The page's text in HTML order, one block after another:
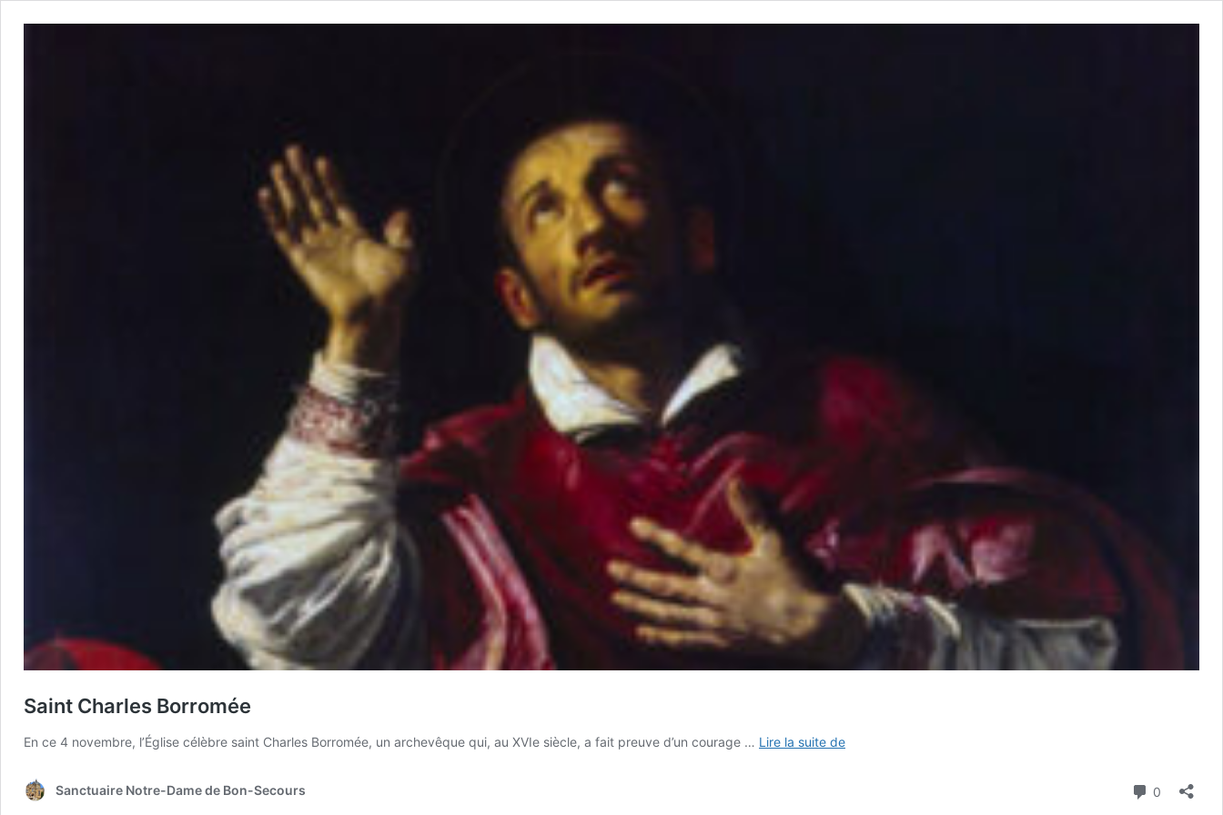
Saint Charles Borromée
En ce 4 novembre, l’Église célèbre saint Charles Borromée, un archevêque qui, au XVIe siècle, a fait preuve d’un courage … Lire la suite deSaint
Sanctuaire Notre-Dame de Bon-Secours 0